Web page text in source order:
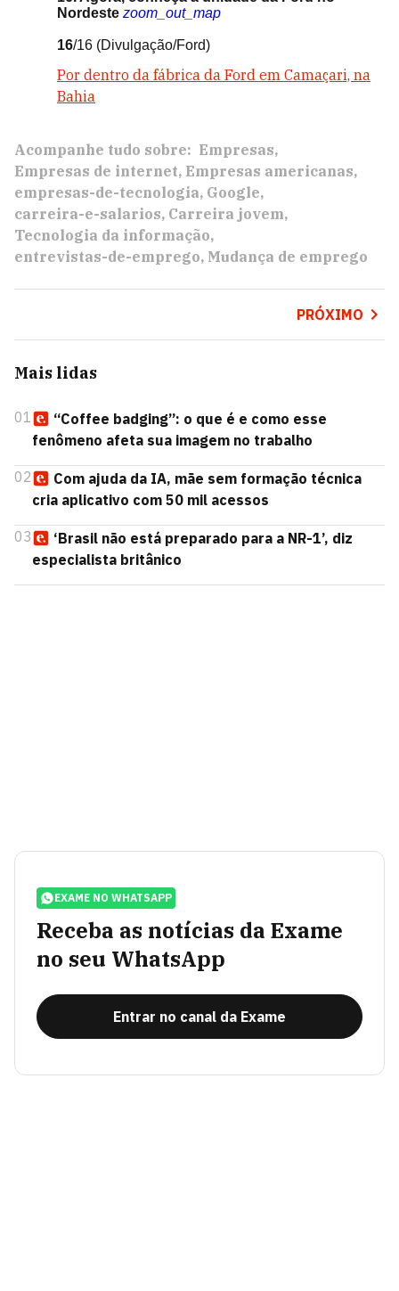
Nordeste zoom_out_map
16/16 (Divulgação/Ford)
Por dentro da fábrica da Ford em Camaçari, na
Bahia
Acompanhe tudo sobre: Empresas
Empresas de internet Empresas americanas
empresas-de-tecnologia Google
carreira-e-salarios Carreira jovem
Tecnologia da informação
entrevistas-de-emprego Mudança de emprego
PRÓXIMO
Mais lidas
01
“Coffee badging”: o que é e como esse
fenômeno afeta sua imagem no trabalho
02
Com ajuda da IA, mãe sem formação técnica
cria aplicativo com 50 mil acessos
03
‘Brasil não está preparado para a NR-1’, diz
especialista britânico
EXAME NO WHATSAPP
Receba as notícias da Exame
no seu WhatsApp
Entrar no canal da Exame